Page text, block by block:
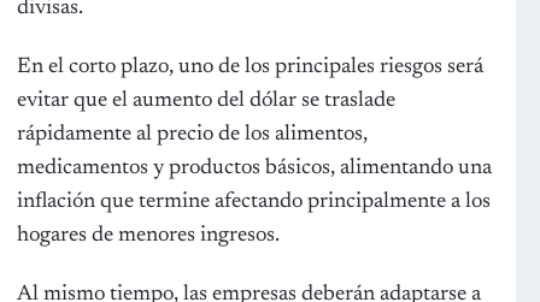
divisas.
En el corto plazo, uno de los principales riesgos será
evitar que el aumento del dólar se traslade
rápidamente al precio de los alimentos,
medicamentos y productos básicos, alimentando una
inflación que termine afectando principalmente a los
hogares de menores ingresos.
Al mismo tiempo, las empresas deberán adaptarse a